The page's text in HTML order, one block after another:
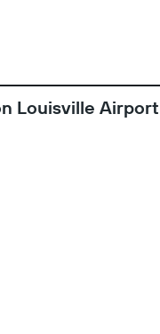
Louisville Airport